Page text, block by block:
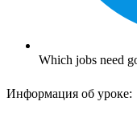
Which jobs need
Информация об уроке: